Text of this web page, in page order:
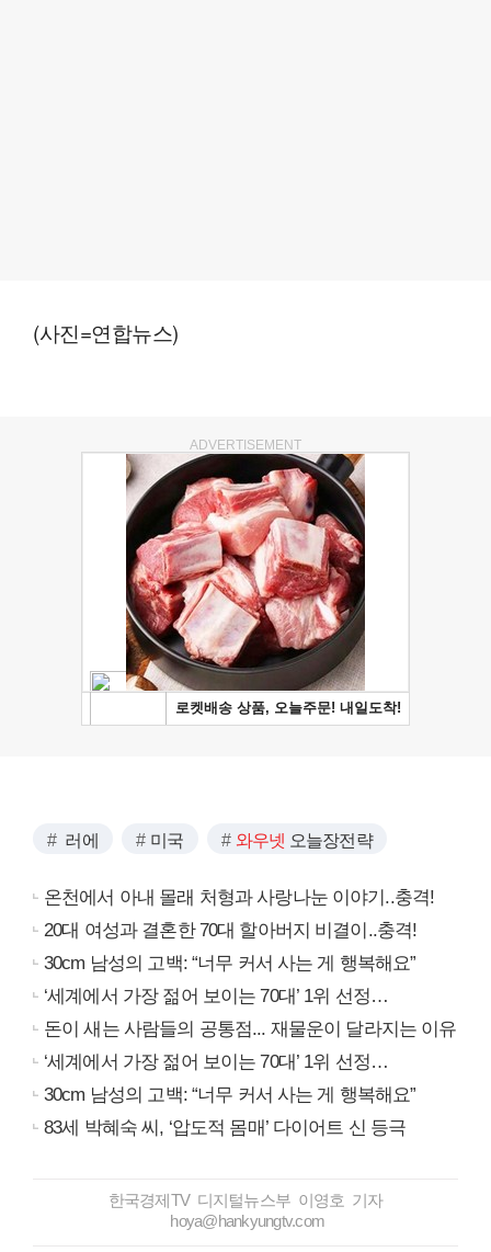
(사진=연합뉴스)
ADVERTISEMENT
러에 미국 와우넷 오늘장전략
온천에서 아내 몰래 처형과 사랑나눈 이야기..충격!
20대 여성과 결혼한 70대 할아버지 비결이..충격!
30cm 남성의 고백: “너무 커서 사는 게 행복해요”
‘세계에서 가장 젊어 보이는 70대’ 1위 선정…
돈이 새는 사람들의 공통점... 재물운이 달라지는 이유
‘세계에서 가장 젊어 보이는 70대’ 1위 선정…
30cm 남성의 고백: “너무 커서 사는 게 행복해요”
83세 박혜숙 씨, ‘압도적 몸매’ 다이어트 신 등극
한국경제TV 디지털뉴스부 이영호 기자
hoya@hankyungtv.com